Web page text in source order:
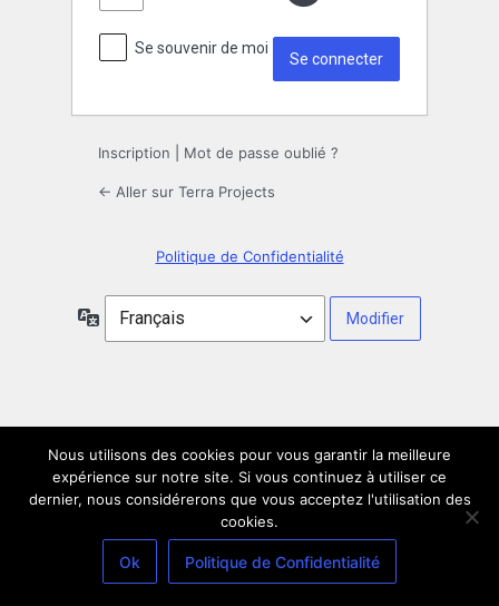
Se souvenir de moi
Inscription Mot de passe oublié ?
← Aller sur Terra Projects
Politique de Confidentialité
Langue
Nous utilisons des cookies pour vous garantir la meilleure
expérience sur notre site. Si vous continuez à utiliser ce
dernier, nous considérerons que vous acceptez l'utilisation des
cookies.
Ok Politique de Confidentialité